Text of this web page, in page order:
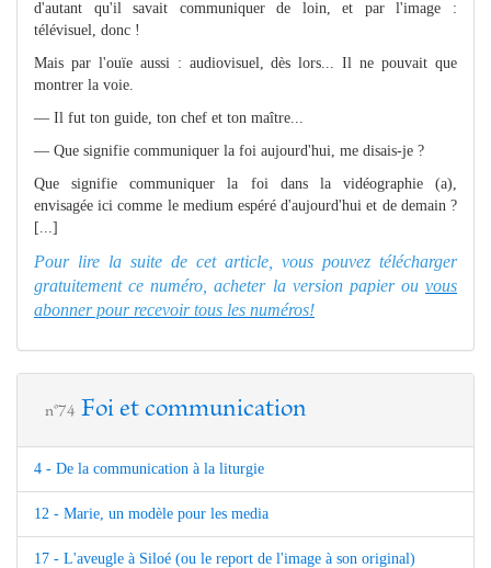
d'autant qu'il savait communiquer de loin, et par l'image :
télévisuel, donc !
Mais par l'ouïe aussi : audiovisuel, dès lors... Il ne pouvait que
montrer la voie.
— Il fut ton guide, ton chef et ton maître...
— Que signifie communiquer la foi aujourd'hui, me disais-je ?
Que signifie communiquer la foi dans la vidéographie (a),
envisagée ici comme le medium espéré d'aujourd'hui et de demain ?
[...]
Pour lire la suite de cet article, vous pouvez télécharger
gratuitement ce numéro, acheter la version papier ou vous
abonner pour recevoir tous les numéros!
n°74 Foi et communication
4 - De la communication à la liturgie
12 - Marie, un modèle pour les media
17 - L'aveugle à Siloé (ou le report de l'image à son original)